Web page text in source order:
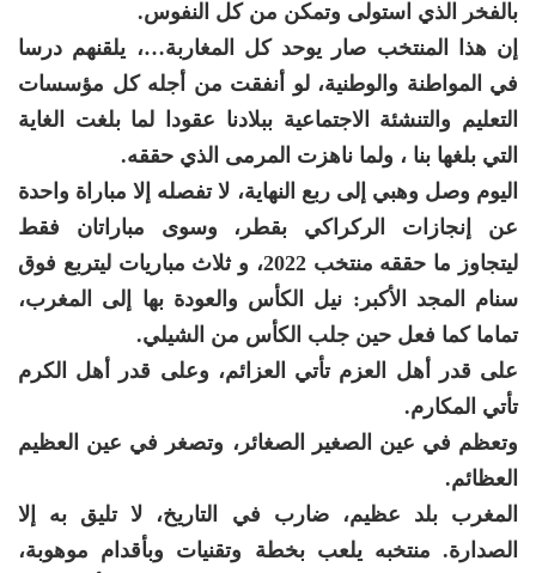
بالفخر الذي استولى وتمكن من كل النفوس.
إن هذا المنتخب صار يوحد كل المغاربة…، يلقنهم درسا
في المواطنة والوطنية، لو أنفقت من أجله كل مؤسسات
التعليم والتنشئة الاجتماعية ببلادنا عقودا لما بلغت الغاية
التي بلغها بنا ، ولما ناهزت المرمى الذي حققه.
اليوم وصل وهبي إلى ربع النهاية، لا تفصله إلا مباراة واحدة
عن إنجازات الركراكي بقطر، وسوى مباراتان فقط
ليتجاوز ما حققه منتخب 2022، و ثلاث مباريات ليتربع فوق
سنام المجد الأكبر: نيل الكأس والعودة بها إلى المغرب،
تماما كما فعل حين جلب الكأس من الشيلي.
على قدر أهل العزم تأتي العزائم، وعلى قدر أهل الكرم
تأتي المكارم.
وتعظم في عين الصغير الصغائر، وتصغر في عين العظيم
العظائم.
المغرب بلد عظيم، ضارب في التاريخ، لا تليق به إلا
الصدارة. منتخبه يلعب بخطة وتقنيات وبأقدام موهوبة،